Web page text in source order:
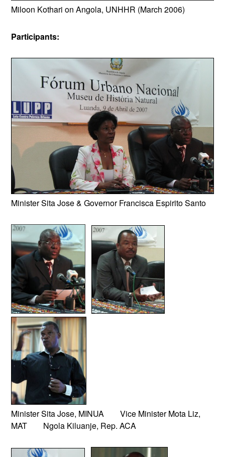
Miloon Kothari on Angola, UNHHR (March 2006)
Participants:
Minister Sita Jose & Governor Francisca Espirito Santo
Minister Sita Jose, MINUA Vice Minister Mota Liz,
MAT Ngola Kiluanje, Rep. ACA